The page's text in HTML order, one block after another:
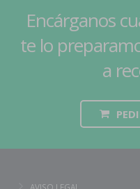
Encárganos
te lo
a
AVISO LEGAL